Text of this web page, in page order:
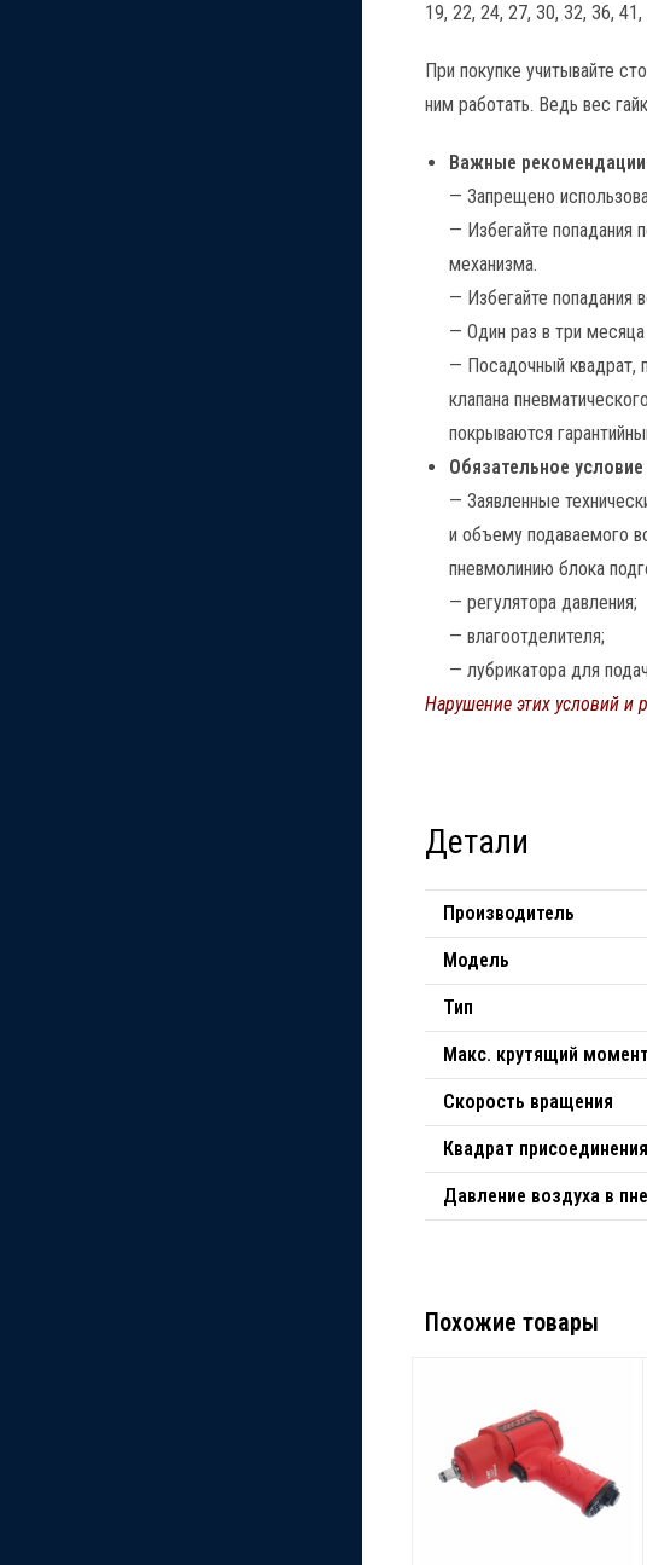
19, 22, 24, 27, 30, 32, 36,
При покупке учитывайте
ним работать. Ведь вес
Важные рекомендации
— Запрещено
— Избегайте попадания
механизма.
— Избегайте попадания
— Один раз в три
— Посадочный квадрат,
клапана
покрываются
Обязательное условие
— Заявленные
и объему подаваемого
пневмолинию блока
— регулятора давления;
— влагоотделителя;
— лубрикатора для
Нарушение этих условий и
Детали
Производитель
Модель
Тип
Макс. крутящий момент
Скорость вращения
Квадрат присоединения
Давление воздуха в
Похожие товары